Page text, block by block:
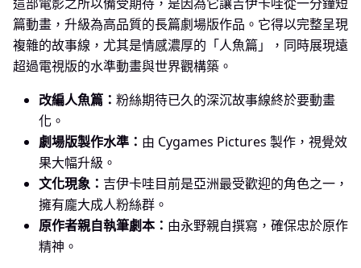
篇動畫，升級為高品質的長篇劇場版作品。它得以完整呈現
複雜的故事線，尤其是情感濃厚的「人魚篇」，同時展現遠
超過電視版的水準動畫與世界觀構築。
改編人魚篇： 粉絲期待已久的深沉故事線終於要動畫
化。
劇場版製作水準： 由 Cygames Pictures 製作，視覺效
果大幅升級。
文化現象： 吉伊卡哇目前是亞洲最受歡迎的角色之一，
擁有龐大成人粉絲群。
原作者親自執筆劇本： 由永野親自撰寫，確保忠於原作
精神。